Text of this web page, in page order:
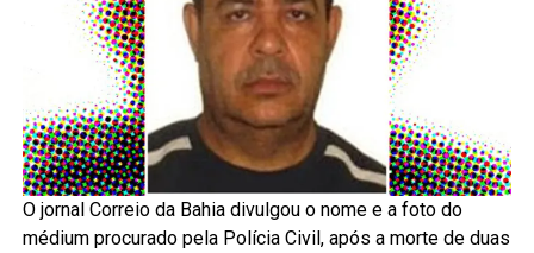
O jornal Correio da Bahia divulgou o nome e a foto do
médium procurado pela Polícia Civil, após a morte de duas